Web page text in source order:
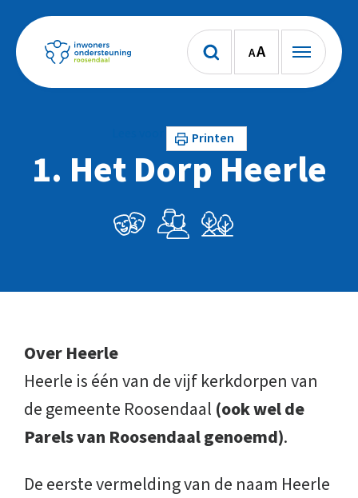
AA
Printen
1. Het Dorp Heerle
Over Heerle
Heerle is één van de vijf kerkdorpen van
de gemeente Roosendaal (ook wel de
Parels van Roosendaal genoemd).
De eerste vermelding van de naam Heerle